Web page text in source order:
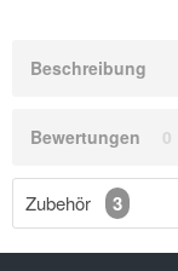
Beschreibung
Bewertungen 0
Zubehör 3